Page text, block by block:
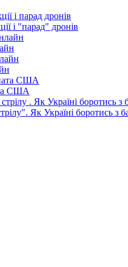
і "парад" дронів
США
Як Україні боротись з